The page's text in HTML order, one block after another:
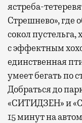
ястреба-
Стрешнево», где
сокол пустельга,
с эффектным
единственная
умеет бегать по
Добраться до
«СИТИДЗЕН» и
15 минут на